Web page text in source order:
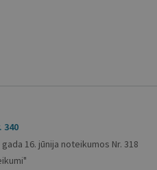
340
16. jūnija noteikumos Nr. 318